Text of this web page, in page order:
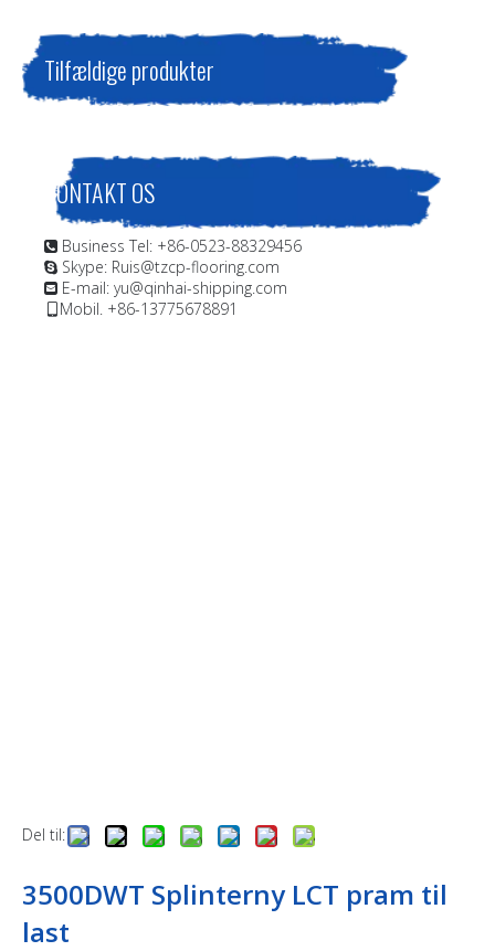
Tilfældige produkter
KONTAKT OS
 Business Tel: +86-0523-88329456
 Skype: Ruis@tzcp-flooring.com
 E-mail: yu@qinhai-shipping.com
Mobil. +86-13775678891
Del til:
3500DWT Splinterny LCT pram til
last